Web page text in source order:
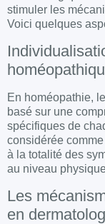
stimuler les
Voici quelques
En homéopathie,
basé sur une
spécifiques de
considérée
à la totalité des
au niveau
Les
en